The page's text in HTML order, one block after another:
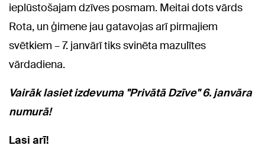
ieplūstošajam dzīves posmam. Meitai dots vārds
Rota, un ģimene jau gatavojas arī pirmajiem
svētkiem – 7. janvārī tiks svinēta mazulītes
vārdadiena.
Vairāk lasiet izdevuma "Privātā Dzīve" 6. janvāra
numurā!
Lasi arī!